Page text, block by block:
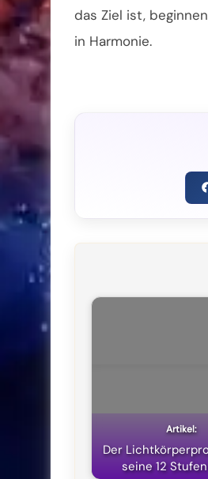
das Ziel ist,
in Harmonie.
Der
seine 12